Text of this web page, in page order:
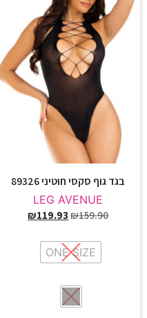
בגד גוף סקסי חוטיני 89326
LEG AVENUE
₪159.90
₪119.93
ONE SIZE